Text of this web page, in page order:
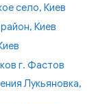
село, Киев
Киев
г. Фастов
Лукьяновка,